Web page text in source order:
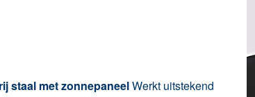
staal met zonnepaneelWerkt uitstekend